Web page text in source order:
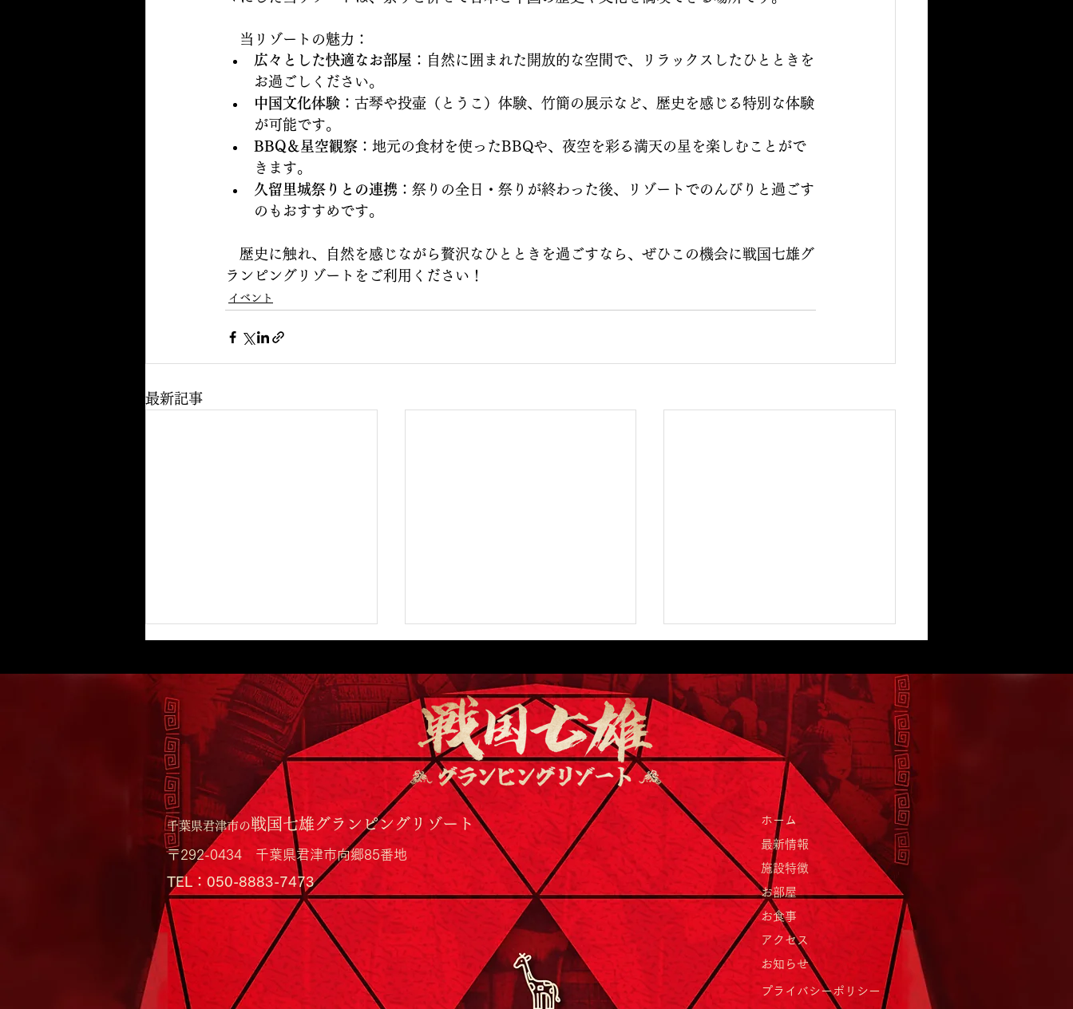
当リゾートの魅力：
広々とした快適なお部屋 ：自然に囲まれた開放的な空間で、リラックスしたひとときを
お過ごしください。
中国文化体験 ：古琴や投壷（とうこ）体験、竹簡の展示など、歴史を感じる特別な体験
が可能です。
BBQ＆星空観察 ：地元の食材を使ったBBQや、夜空を彩る満天の星を楽しむことがで
きます。
久留里城祭りとの連携 ：祭りの全日・祭りが終わった後、リゾートでのんびりと過ごす
のもおすすめです。
歴史に触れ、自然を感じながら贅沢なひとときを過ごすなら、ぜひこの機会に戦国七雄グ
ランピングリゾートをご利用ください！
イベント
最新記事
ゴールデンウィーク、少しだ
け日常を離れて。
【メディア出演📺】戦国七雄
グランピングリゾートの「投
壺」がフジテレビ『ぽかぽ
か』に登場しました
久留里新酒まつりとグランピ
ングの魅力を満喫！
千葉県君津市の戦国七雄グランピングリゾート
〒292-0434 千葉県君津市向郷85番地
​TEL：050-8883-7473
ホーム
最新情報
施設特徴
お部屋
お食事
アクセス
お知らせ
プライバシーポリシー